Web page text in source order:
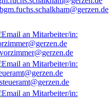
bgm.fuchs.schalkham@gerzen.de
vorzimmer@gerzen.de
steueramt@gerzen.de